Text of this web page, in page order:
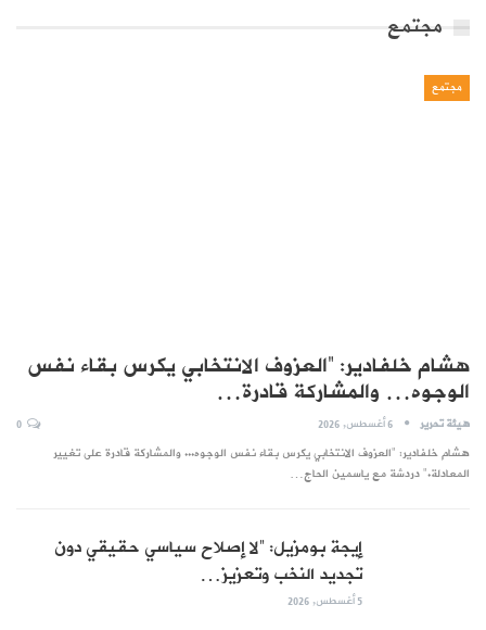
مجتمع
مجتمع
هشام خلفادير: “العزوف الانتخابي يكرس بقاء نفس
الوجوه… والمشاركة قادرة…
هيئة تحرير 6 أغسطس, 2026
هشام خلفادير: "العزوف الانتخابي يكرس بقاء نفس الوجوه... والمشاركة قادرة على تغيير
المعادلة." دردشة مع ياسمين الحاج…
إيجة بومزيل: “لا إصلاح سياسي حقيقي دون
تجديد النخب وتعزيز…
5 أغسطس, 2026